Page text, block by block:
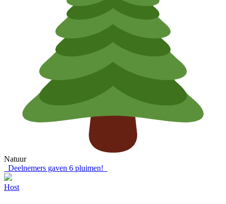
Natuur
Deelnemers gaven 6 pluimen!
Host